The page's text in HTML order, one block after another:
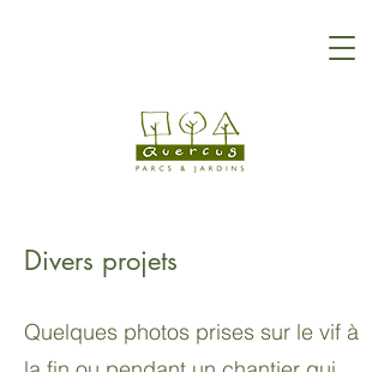
Divers projets
Quelques photos prises sur le vif à